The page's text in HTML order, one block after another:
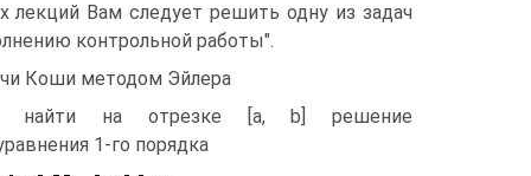
лекций Вам следует решить одну из задач
контрольной работы".
Коши методом Эйлера
найти на отрезке [a, b] решение
1-го порядка